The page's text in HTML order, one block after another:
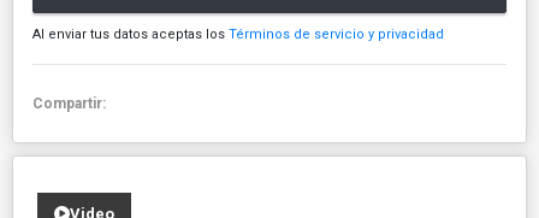
Al enviar tus datos aceptas los Términos de servicio y privacidad
Compartir:
Video